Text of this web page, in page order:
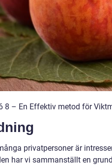
8 – En Effektiv metod för
privatpersoner är
har vi sammanställt en